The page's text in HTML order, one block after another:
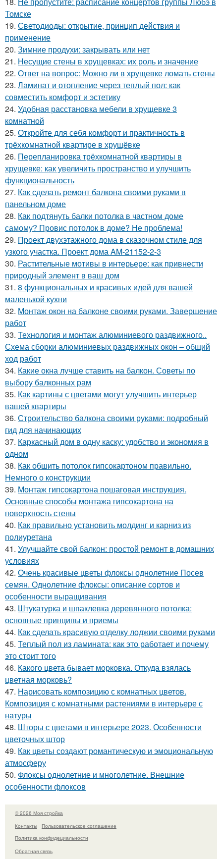
Томске
19. Светодиоды: открытие, принцип действия и
применение
20. Зимние продухи: закрывать или нет
21. Несущие стены в хрущевках: их роль и значение
22. Ответ на вопрос: Можно ли в хрущевке ломать стены
23. Ламинат и отопление через теплый пол: как
совместить комфорт и эстетику
24. Удобная расстановка мебели в хрущевке 3
комнатной
25. Откройте для себя комфорт и практичность в
трёхкомнатной квартире в хрущёвке
26. Перепланировка трёхкомнатной квартиры в
хрущевке: как увеличить пространство и улучшить
функциональность
27. Как сделать ремонт балкона своими руками в
панельном доме
28. Как подтянуть балки потолка в частном доме
самому? Провис потолок в доме? Не проблема!
29. Проект двухэтажного дома в сказочном стиле для
узкого участка. Проект дома AM-21152-2-3
30. Растительные мотивы в интерьере: как привнести
природный элемент в ваш дом
31. 8 функциональных и красивых идей для вашей
маленькой кухни
32. Монтаж окон на балконе своими руками. Завершение
работ
33. Технология и монтаж алюминиевого раздвижного..
Схема сборки алюминиевых раздвижных окон – общий
ход работ
34. Какие окна лучше ставить на балкон. Советы по
выбору балконных рам
35. Как картины с цветами могут улучшить интерьер
вашей квартиры
36. Строительство балкона своими руками: подробный
гид для начинающих
37. Каркасный дом в одну каску: удобство и экономия в
одном
38. Как обшить потолок гипсокартоном правильно.
Немного о конструкции
39. Монтаж гипсокартона пошаговая инструкция.
Основные способы монтажа гипсокартона на
поверхность стены
40. Как правильно установить молдинг и карниз из
полиуретана
41. Улучшайте свой балкон: простой ремонт в домашних
условиях
42. Очень красивые цветы флоксы однолетние Посев
семян. Однолетние флоксы: описание сортов и
особенности выращивания
43. Штукатурка и шпаклевка деревянного потолка:
основные принципы и приемы
44. Как сделать красивую отделку лоджии своими руками
45. Теплый пол из ламината: как это работает и почему
это стоит того
46. Какого цвета бывает морковка. Откуда взялась
цветная морковь?
47. Нарисовать композицию с комнатных цветов.
Композиция с комнатными растениями в интерьере с
натуры
48. Шторы с цветами в интерьере 2023. Особенности
цветочных штор
49. Как цветы создают романтическую и эмоциональную
атмосферу
50. Флоксы однолетние и многолетние. Внешние
особенности флоксов
© 2026 Моя стройка
Контакты
Пользовательское соглашение
Политика конфидециальности
Обратная связь